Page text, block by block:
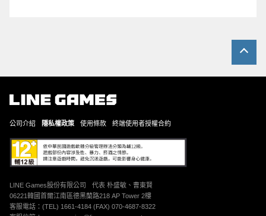
公司介紹 隱私權政策 使用條款 終端使用者授權合約
LINE Games股份有限公司
代表 朴盛敏、曹東賢
06221韓國首爾江南區德黑蘭路218 AP Tower 2樓
客服電話：(TEL) 1661-4184 (FAX) 070-4687-8322